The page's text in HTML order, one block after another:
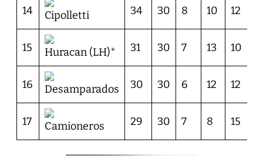
14 Cipolletti 34 30 8 10 12
15 Huracan (LH)* 31 30 7 13 10
16 Desamparados 30 30 6 12 12
17 Camioneros 29 30 7 8 15